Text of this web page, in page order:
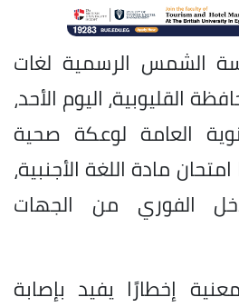
الشمس الرسمية لغات
القليوبية، اليوم الأحد،
العامة لوعكة صحية
مادة اللغة الأجنبية،
الفوري من الجهات
إخطارًا يفيد بإصابة